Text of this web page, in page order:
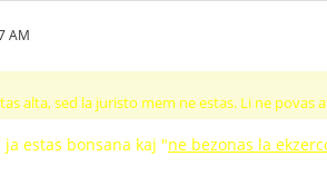
AM
alta, sed la juristo mem ne estas. Li ne
estas bonsana kaj "ne bezonas la